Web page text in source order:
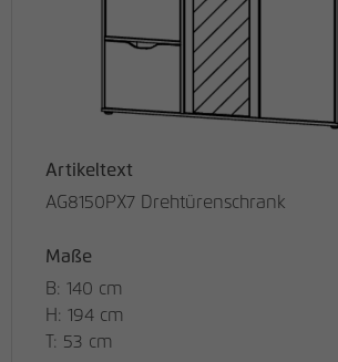
Artikeltext
AG8150PX7 Drehtürenschrank
Maße
B: 140 cm
H: 194 cm
T: 53 cm